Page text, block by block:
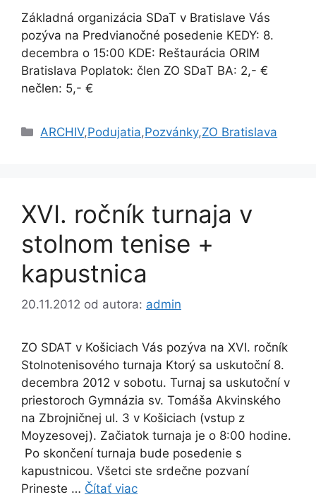
Základná organizácia SDaT v Bratislave Vás
pozýva na Predvianočné posedenie KEDY: 8.
decembra o 15:00 KDE: Reštaurácia ORIM
Bratislava Poplatok: člen ZO SDaT BA: 2,- €
nečlen: 5,- €
Kategórie
ARCHIV,Podujatia,Pozvánky,ZO Bratislava
XVI. ročník turnaja v
stolnom tenise +
kapustnica
20.11.2012 od autora: admin
ZO SDAT v Košiciach Vás pozýva na XVI. ročník
Stolnotenisového turnaja Ktorý sa uskutoční 8.
decembra 2012 v sobotu. Turnaj sa uskutoční v
priestoroch Gymnázia sv. Tomáša Akvinského
na Zbrojničnej ul. 3 v Košiciach (vstup z
Moyzesovej). Začiatok turnaja je o 8:00 hodine.
Po skončení turnaja bude posedenie s
kapustnicou. Všetci ste srdečne pozvaní
Prineste … Čítať viac